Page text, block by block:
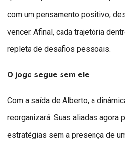
com um pensamento positivo,
vencer. Afinal, cada trajetória
repleta de desafios pessoais.
O jogo segue sem ele
Com a saída de Alberto, a
reorganizará. Suas aliadas agora
estratégias sem a presença de